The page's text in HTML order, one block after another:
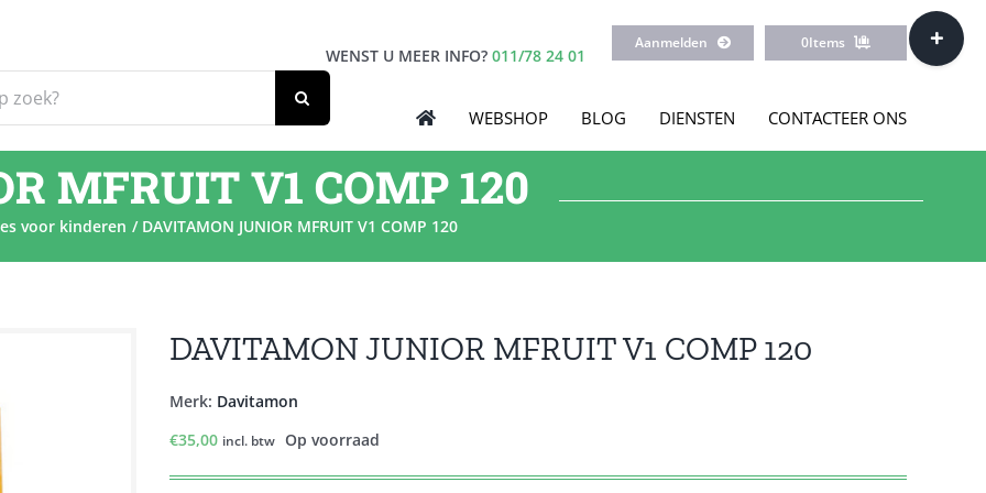
WENST U MEER INFO? 011/78 24 01
Aanmelden 0Items
WEBSHOP BLOG DIENSTEN CONTACTEER ONS
MFRUIT V1 COMP 120
voor kinderen DAVITAMON JUNIOR MFRUIT V1 COMP 120
DAVITAMON JUNIOR MFRUIT V1 COMP 120
Merk: Davitamon
€35,00 incl. btw Op voorraad
Toggle
Sliding